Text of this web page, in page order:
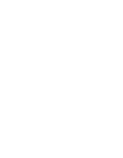
neues Fenster)